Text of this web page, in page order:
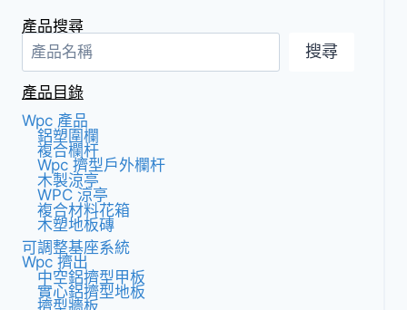
關
洞
導
覽
產品搜尋
搜尋
產品目錄
Wpc 產品
鋁塑圍欄
複合欄杆
Wpc 擠型戶外欄杆
木製涼亭
WPC 涼亭
複合材料花箱
木塑地板磚
可調整基座系統
Wpc 擠出
中空鋁擠型甲板
實心鋁擠型地板